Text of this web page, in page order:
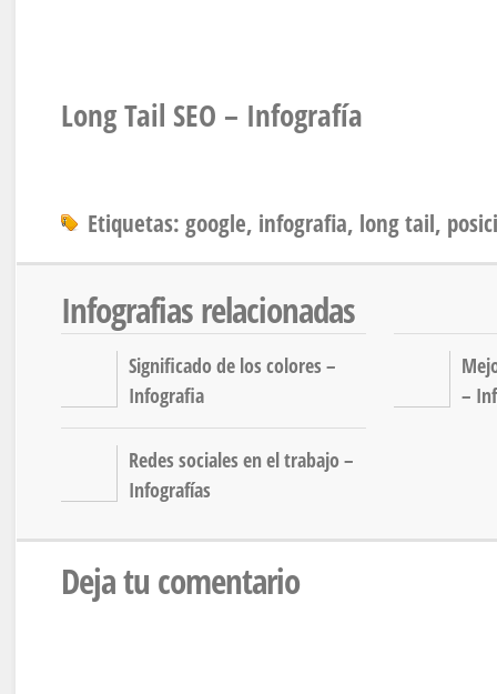
Long Tail SEO – Infografía
Etiquetas: google, infografia, long tail,
Infografias relacionadas
Significado de los colores –
Infografia
–
Redes sociales en el trabajo –
Infografías
Deja tu comentario